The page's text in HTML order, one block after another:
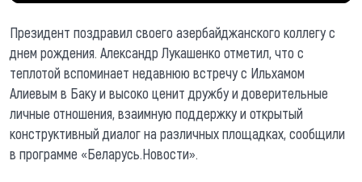
Президент поздравил своего азербайджанского коллегу с
днем рождения. Александр Лукашенко отметил, что с
теплотой вспоминает недавнюю встречу с Ильхамом
Алиевым в Баку и высоко ценит дружбу и доверительные
личные отношения, взаимную поддержку и открытый
конструктивный диалог на различных площадках, сообщили
в программе «Беларусь.Новости».